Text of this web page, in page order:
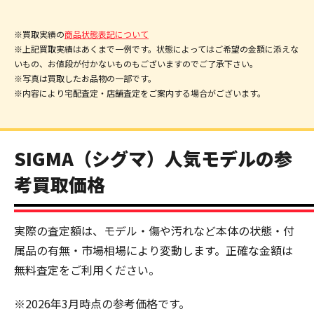
※買取実績の商品状態表記について
※上記買取実績はあくまで一例です。状態によってはご希望の金額に添えな
いもの、お値段が付かないものもございますのでご了承下さい。
※写真は買取したお品物の一部です。
※内容により宅配査定・店舗査定をご案内する場合がございます。
SIGMA（シグマ）人気モデルの参
考買取価格
実際の査定額は、モデル・傷や汚れなど本体の状態・付
属品の有無・市場相場により変動します。正確な金額は
無料査定をご利用ください。
※2026年3月時点の参考価格です。